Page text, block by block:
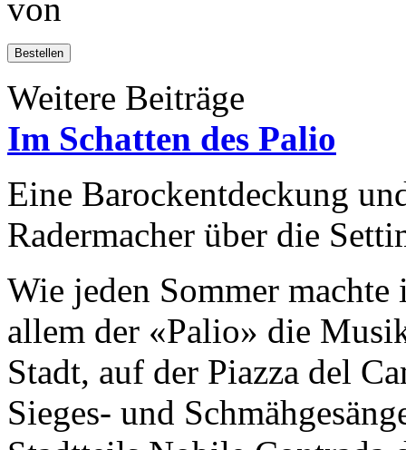
von
Bestellen
Weitere Beiträge
Im Schatten des Palio
Eine Barockentdeckung
Radermacher über die
Wie jeden Sommer
allem der «Palio» die
Stadt, auf der Piazza del
Sieges- und